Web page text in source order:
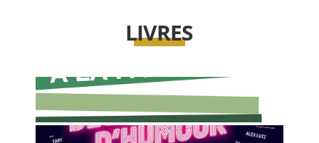
LIVRES
RETOUR À LA PAROLE
De la rhétorique antique aux concours
d'éloquence
DÉCLARATIONS D'HUMOUR